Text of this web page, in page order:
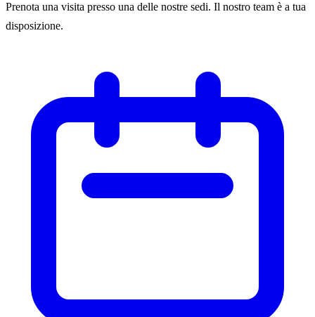
Prenota una visita presso una delle nostre sedi. Il nostro team è a tua
disposizione.